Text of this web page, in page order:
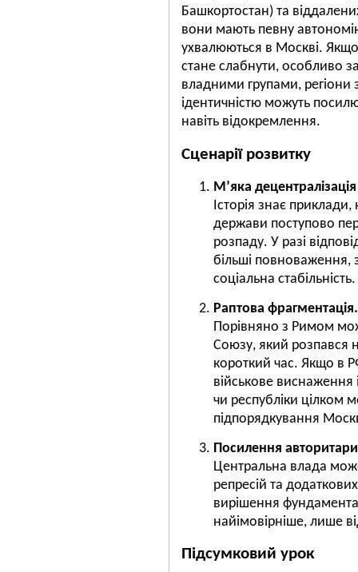
Башкортостан) та
вони мають певну
ухвалюються в Москві.
стане слабнути, особливо
владними групами,
ідентичністю можуть
навіть відокремлення.
Сценарії розвитку
М’яка
Історія знає
держави поступово
розпаду. У разі
більші повноваження,
соціальна стабільність.
Раптова фрагментація.
Порівняно з Римом
Союзу, який розпався
короткий час. Якщо в
військове виснаження
чи республіки цілком
підпорядкування
Посилення
Центральна влада
репресій та
вирішення
найімовірніше, лише
Підсумковий урок